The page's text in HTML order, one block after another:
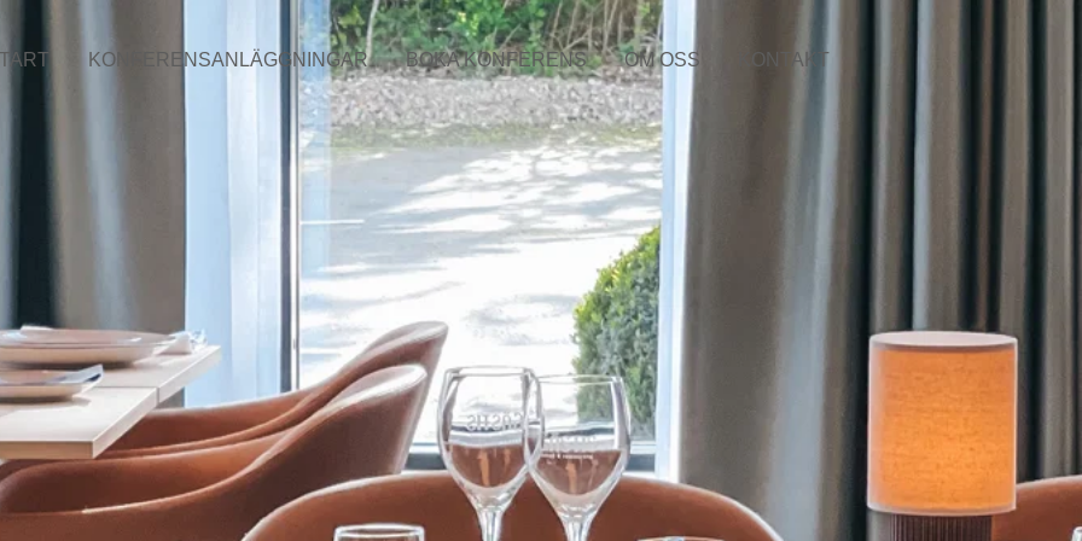
KONFERENSANLÄGGNINGAR BOKA KONFERENS OM OSS KONTAKT